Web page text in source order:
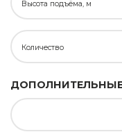
Высота подъёма, м
Количество